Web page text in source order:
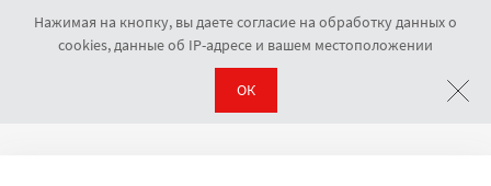
Генератор водородной воды H2U HgS
Нажимая на кнопку, вы даете согласие на обработку данных о
cookies, данные об IP-адресе и вашем местоположении
ОК